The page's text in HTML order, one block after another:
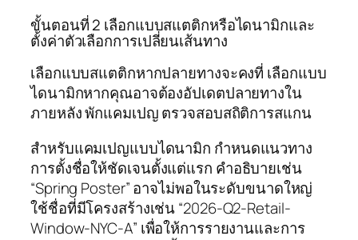
ขั้นตอนที่ 2 เลือกแบบสแตติกหรือไดนามิกและ
ตั้งค่าตัวเลือกการเปลี่ยนเส้นทาง
เลือกแบบสแตติกหากปลายทางจะคงที่ เลือกแบบ
ไดนามิกหากคุณอาจต้องอัปเดตปลายทางใน
ภายหลัง พักแคมเปญ ตรวจสอบสถิติการสแกน
สำหรับแคมเปญแบบไดนามิก กำหนดแนวทาง
การตั้งชื่อให้ชัดเจนตั้งแต่แรก คำอธิบายเช่น
“Spring Poster” อาจไม่พอในระดับขนาดใหญ่
ใช้ชื่อที่มีโครงสร้างเช่น “2026-Q2-Retail-
Window-NYC-A” เพื่อให้การรายงานและการ